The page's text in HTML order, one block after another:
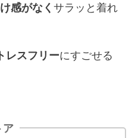
感がなく サラッと着れ
レスフリーにすごせる
ア